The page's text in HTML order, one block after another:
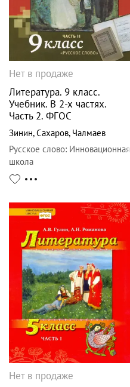
Нет в продаже
Литература. 9 класс.
Учебник. В 2-х частях.
Часть 2. ФГОС
Зинин,Сахаров, Чалмаев
Русское слово: Инновационная
школа
Нет в продаже